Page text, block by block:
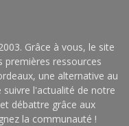
Grâce à vous, le site
ressources
une alternative au
l'actualité de notre
débattre grâce aux
la communauté !